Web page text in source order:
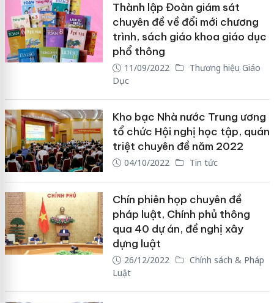
Thành lập Đoàn giám sát
chuyên đề về đổi mới chương
trình, sách giáo khoa giáo dục
phổ thông
11/09/2022
Thương hiệu Giáo
Dục
Kho bạc Nhà nước Trung ương
tổ chức Hội nghị học tập, quán
triệt chuyên đề năm 2022
04/10/2022 Tin tức
Chín phiên họp chuyên đề
pháp luật, Chính phủ thông
qua 40 dự án, đề nghị xây
dựng luật
26/12/2022
Chính sách & Pháp
Luật